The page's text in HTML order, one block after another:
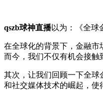
qszb球神直播以为：《全球
在全球化的背景下，金融市
而今，我们不仅有机会接触
其次，让我们回顾一下全球
和社交媒体技术的崛起，使